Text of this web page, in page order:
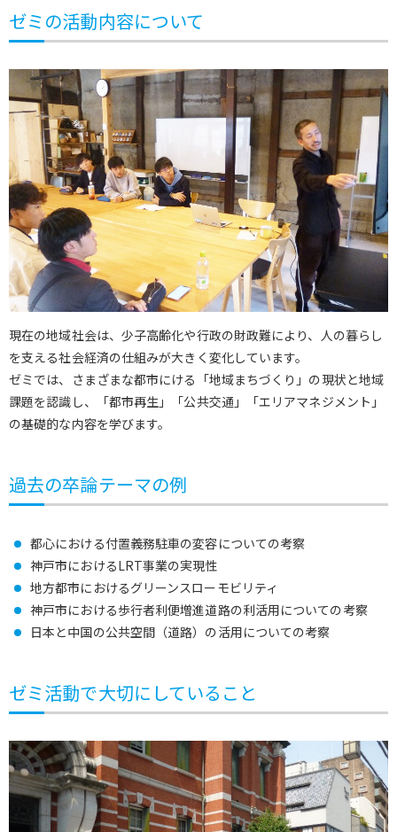
ゼミの活動内容について
現在の地域社会は、少子高齢化や行政の財政難により、人の暮らし
を支える社会経済の仕組みが大きく変化しています。
ゼミでは、さまざまな都市にける「地域まちづくり」の現状と地域
課題を認識し、「都市再生」「公共交通」「エリアマネジメント」
の基礎的な内容を学びます。
過去の卒論テーマの例
都心における付置義務駐車の変容についての考察
神戸市におけるLRT事業の実現性
地方都市におけるグリーンスローモビリティ
神戸市における歩行者利便増進道路の利活用についての考察
日本と中国の公共空間（道路）の活用についての考察
ゼミ活動で大切にしていること